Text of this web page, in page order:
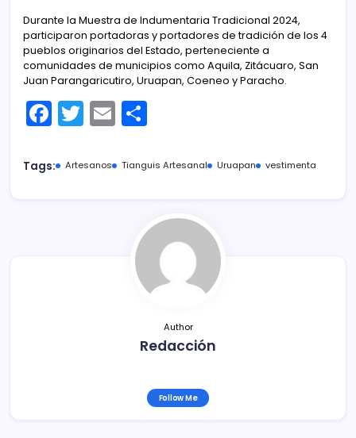
Durante la Muestra de Indumentaria Tradicional 2024,
participaron portadoras y portadores de tradición de los 4
pueblos originarios del Estado, perteneciente a
comunidades de municipios como Aquila, Zitácuaro, San
Juan Parangaricutiro, Uruapan, Coeneo y Paracho.
F
a
c
T
w
itt
E
m
ai m
ar
tir
Tags: Artesanos Tianguis Artesanal Uruapan vestimenta
Author
Redacción
Follow Me